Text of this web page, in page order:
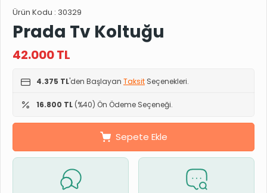
Ürün Kodu : 30329
Prada Tv Koltuğu
42.000TL
4.375 TL'den Başlayan Taksit Seçenekleri.
16.800 TL (%40) Ön Ödeme Seçeneği.
Sepete Ekle